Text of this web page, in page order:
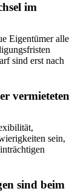
im
Eigentümer alle
sind erst nach
vermieteten
sein,
sind beim